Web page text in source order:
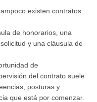
existen contratos
de honorarios, una
y una cláusula de
de
del contrato suele
posturas y
que está por comenzar.